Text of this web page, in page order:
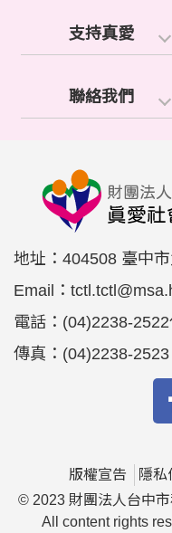
支持真愛
聯絡我們
地址： 404508 臺中
Email：
電話： (04)2238-
傳真： (04)2238-2523
版權宣告 隱私
© 2023 財團法人台中
All content rights